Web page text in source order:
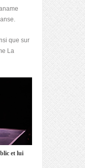
que sur
La
et lui